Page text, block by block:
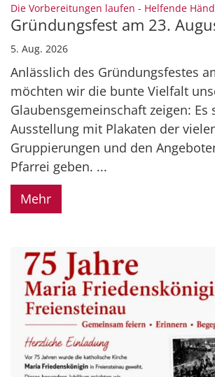
Die Vorbereitungen laufen - Helfende
Gründungsfest am 23.
5. Aug. 2026
Anlässlich des Gründungsfestes
möchten wir die bunte Vielfalt
Glaubensgemeinschaft zeigen: Es
Ausstellung mit Plakaten der
Gruppierungen und den
Pfarrei geben. ...
Mehr